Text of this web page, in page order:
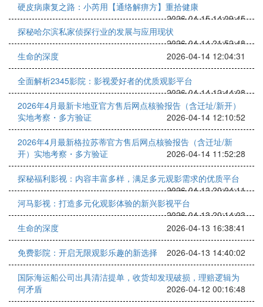
硬皮病康复之路：小芮用【通络解痹方】重拾健康
2026-04-15 14:09:45
探秘哈尔滨私家侦探行业的发展与应用现状
2026-04-14 21:52:48
生命的深度
2026-04-14 12:04:31
全面解析2345影院：影视爱好者的优质观影平台
2026-04-14 12:44:08
2026年4月最新卡地亚官方售后网点核验报告（含迁址/新开）
实地考察・多方验证
2026-04-14 12:10:52
2026年4月最新格拉苏蒂官方售后网点核验报告（含迁址/新
开）实地考察・多方验证
2026-04-14 11:52:28
探秘福利影视：内容丰富多样，满足多元观影需求的优质平台
2026-04-13 20:04:11
河马影视：打造多元化观影体验的新兴影视平台
2026-04-13 20:14:03
生命的深度
2026-04-13 16:38:41
免费影院：开启无限观影乐趣的新选择 2026-04-13 14:40:02
国际海运船公司出具清洁提单，收货却发现破损，理赔逻辑为
何矛盾
2026-04-12 00:16:48